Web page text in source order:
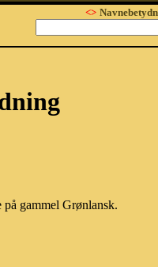
<>
gammel Grønlansk.